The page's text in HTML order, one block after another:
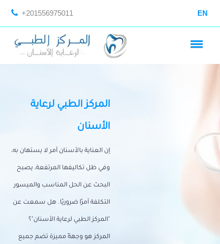
+201556975011 EN
المركز الطبي لرعاية
الأسنان
إن العناية بالأسنان أمر لا يستهان به،
وفي ظل تكاليفها المرتفعة، يصبح
البحث عن الحل المناسب والميسور
التكلفة أمرًا ضروريًا. هل سمعت عن
"المركز الطبي لرعاية الأسنان"؟
المركز هو وجهةً مميزة تضم جميع